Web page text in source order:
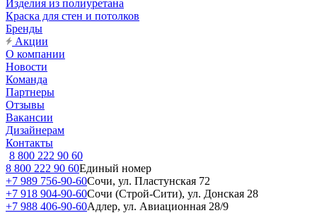
Изделия из полиуретана
Краска для стен и потолков
Бренды
Акции
О компании
Новости
Команда
Партнеры
Отзывы
Вакансии
Дизайнерам
Контакты
8 800 222 90 60
8 800 222 90 60Единый номер
+7 989 756-90-60Сочи, ул. Пластунская 72
+7 918 904-90-60Сочи (Строй-Сити), ул. Донская 28
+7 988 406-90-60Адлер, ул. Авиационная 28/9